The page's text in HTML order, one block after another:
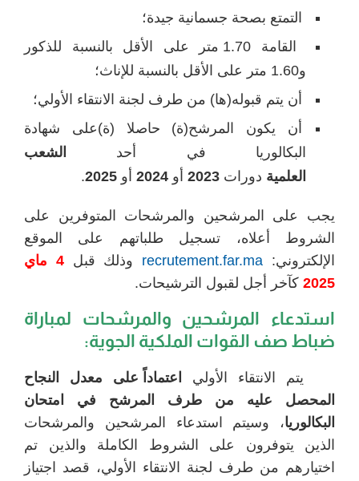
التمتع بصحة جسمانية جيدة؛
القامة 1.70 متر على الأقل بالنسبة للذكور
و1.60 متر على الأقل بالنسبة للإناث؛
أن يتم قبوله(ها) من طرف لجنة الانتقاء الأولي؛
أن يكون المرشح(ة) حاصلا (ة)على شهادة
البكالوريا في أحد
الشعب
العلمية دورات 2023 أو 2024 أو 2025
.
يجب على المرشحين والمرشحات المتوفرين على
الشروط أعلاه، تسجيل طلباتهم على الموقع
الإلكتروني: recrutement.far.ma وذلك قبل
4 ماي
2025 كآخر أجل لقبول الترشيحات.
استدعاء المرشحين والمرشحات لمباراة
ضباط صف القوات الملكية الجوية:
يتم الانتقاء الأولي
اعتماداً على معدل النجاح
المحصل عليه من طرف المرشح في امتحان
البكالوريا، وسيتم استدعاء المرشحين والمرشحات
الذين يتوفرون على الشروط الكاملة والذين تم
اختيارهم من طرف لجنة الانتقاء الأولي، قصد اجتياز